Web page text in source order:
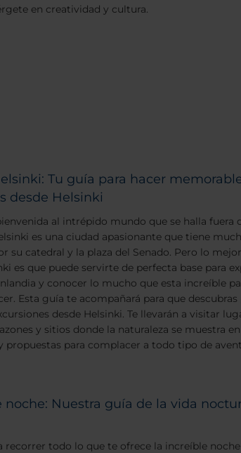
en creatividad y cultura.
Tu guía para hacer
desde Helsinki
al intrépido mundo que se halla fuera
es una ciudad apasionante que tiene
su catedral y la plaza del Senado. Pero lo
es que puede servirte de perfecta base para
y conocer lo mucho que esta increíble
Esta guía te acompañará para que descubras
desde Helsinki. Te llevarán a visitar
y sitios donde la naturaleza se muestra
propuestas para complacer a todo tipo de
noche: Nuestra guía de la vida
recorrer todo lo que te ofrece la increíble